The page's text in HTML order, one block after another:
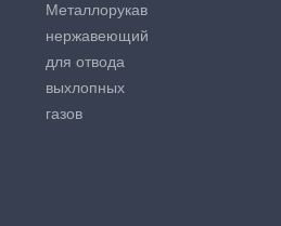
Металлорукав
нержавеющий
для отвода
выхлопных
газов